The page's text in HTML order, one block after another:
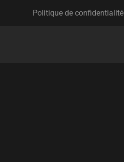
Politique de confidentialité